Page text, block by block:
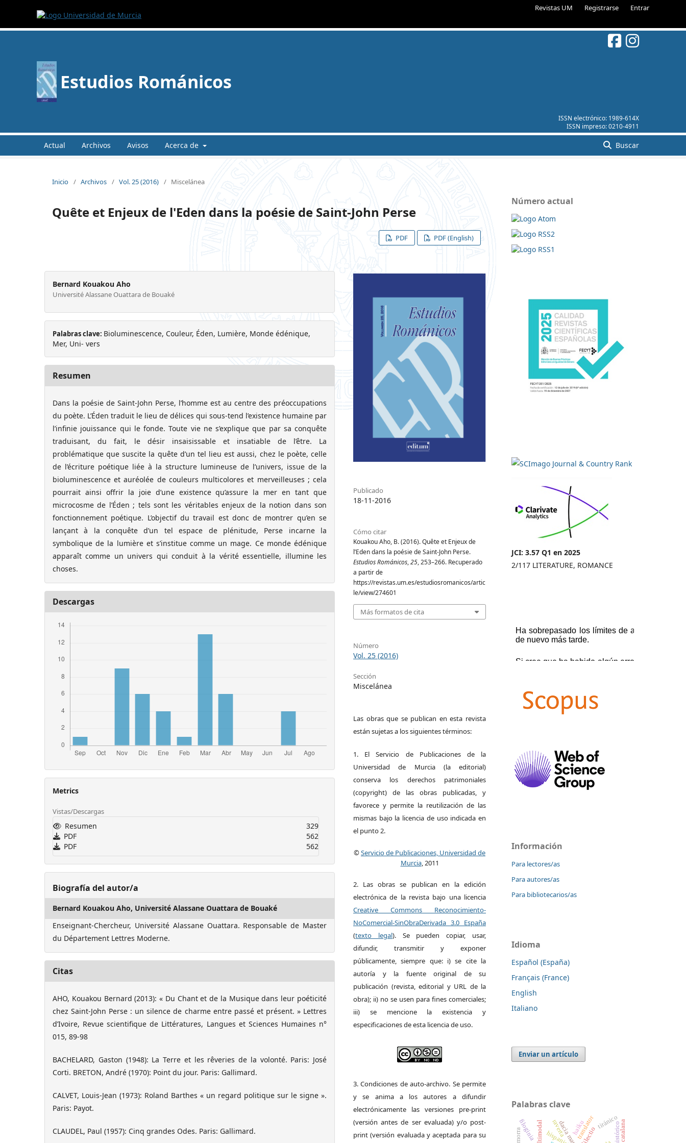
Revistas UM Registrarse Entrar
ISSN electrónico: 1989-614X
ISSN impreso:0210-4911
Estudios Románicos
Actual Archivos Avisos Acerca de Buscar
Inicio / Archivos / Vol. 25 (2016) / Miscelánea
Quête et Enjeux de l'Eden dans la poésie de Saint-John Perse
PDF PDF (English)
Bernard Kouakou Aho
Université Alassane Ouattara de Bouaké
Palabras clave: Bioluminescence, Couleur, Éden, Lumière, Monde édénique,
Mer, Uni- vers
Resumen
Dans la poésie de Saint-John Perse, l’homme est au centre des préoccupations
du poète. L’Éden traduit le lieu de délices qui sous-tend l’existence humaine par
l’infinie jouissance qui le fonde. Toute vie ne s’explique que par sa conquête
traduisant, du fait, le désir insaisissable et insatiable de l’être. La
problématique que suscite la quête d’un tel lieu est aussi, chez le poète, celle
de l’écriture poétique liée à la structure lumineuse de l’univers, issue de la
bioluminescence et auréolée de couleurs multicolores et merveilleuses ; cela
pourrait ainsi offrir la joie d’une existence qu’assure la mer en tant que
microcosme de l’Éden ; tels sont les véritables enjeux de la notion dans son
fonctionnement poétique. L’objectif du travail est donc de montrer qu’en se
lançant à la conquête d’un tel espace de plénitude, Perse incarne la
symbolique de la lumière et s’institue comme un mage. Ce monde édénique
apparaît comme un univers qui conduit à la vérité essentielle, illumine les
choses.
Descargas
Metrics
Vistas/Descargas
Resumen
329
PDF
562
PDF
562
Biografía del autor/a
Bernard Kouakou Aho, Université Alassane Ouattara de Bouaké
Enseignant-Chercheur, Université Alassane Ouattara. Responsable de Master
du Département Lettres Moderne.
Citas
AHO, Kouakou Bernard (2013): « Du Chant et de la Musique dans leur poéticité
chez Saint-John Perse : un silence de charme entre passé et présent. » Lettres
d’Ivoire, Revue scientifique de Littératures, Langues et Sciences Humaines n°
015, 89-98
BACHELARD, Gaston (1948): La Terre et les rêveries de la volonté. Paris: José
Corti. BRETON, André (1970): Point du jour. Paris: Gallimard.
CALVET, Louis-Jean (1973): Roland Barthes « un regard politique sur le signe ».
Paris: Payot.
CLAUDEL, Paul (1957): Cinq grandes Odes. Paris: Gallimard.
Publicado
18-11-2016
Cómo citar
Kouakou Aho, B. (2016). Quête et Enjeux de
l’Eden dans la poésie de Saint-John Perse.
Estudios Románicos,25, 253–266. Recuperado
a partir de
https://revistas.um.es/estudiosromanicos/artic
le/view/274601
Más formatos de cita
Número
Vol. 25 (2016)
Sección
Miscelánea
Las obras que se publican en esta revista
están sujetas a los siguientes términos:
1. El Servicio de Publicaciones de la
Universidad de Murcia (la editorial)
conserva los derechos patrimoniales
(copyright) de las obras publicadas, y
favorece y permite la reutilización de las
mismas bajo la licencia de uso indicada en
el punto 2.
©Servicio de Publicaciones, Universidad de
Murcia, 2011
2. Las obras se publican en la edición
electrónica de la revista bajo una licencia
Creative Commons Reconocimiento-
NoComercial-SinObraDerivada 3.0 España
(texto legal). Se pueden copiar, usar,
difundir, transmitir y exponer
públicamente, siempre que: i) se cite la
autoría y la fuente original de su
publicación (revista, editorial y URL de la
obra); ii) no se usen para fines comerciales;
iii) se mencione la existencia y
especificaciones de esta licencia de uso.
3. Condiciones de auto-archivo. Se permite
y se anima a los autores a difundir
electrónicamente las versiones pre-print
(versión antes de ser evaluada) y/o post-
print (versión evaluada y aceptada para su
Número actual
JCI: 3.57 Q1 en 2025
2/117 LITERATURE, ROMANCE
Información
Para lectores/as
Para autores/as
Para bibliotecarios/as
Idioma
Español (España)
Français (France)
English
Italiano
Enviar un artículo
Palabras clave
dilectio
translator
hispanist
filoginia raverta haiku tiránico